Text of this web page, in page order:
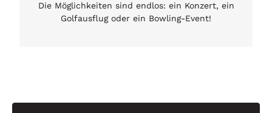
Die Möglichkeiten sind endlos: ein Konzert, ein
Golfausflug oder ein Bowling-Event!